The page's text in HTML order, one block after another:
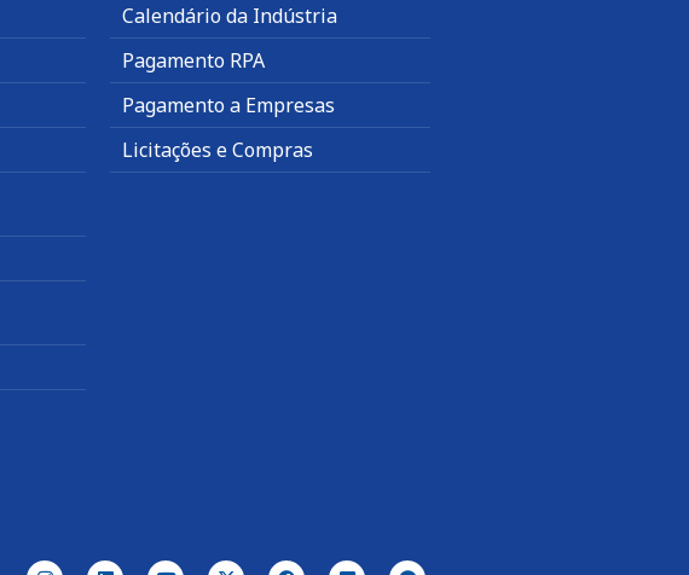
Calendário da Indústria
Pagamento RPA
Pagamento a Empresas
Licitações e Compras